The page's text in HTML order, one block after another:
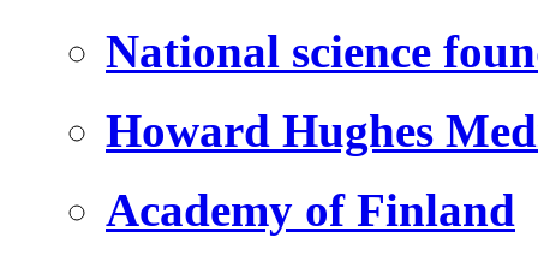
National science
Howard Hughes
Academy of Finland